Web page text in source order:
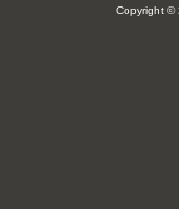
Copyright ©